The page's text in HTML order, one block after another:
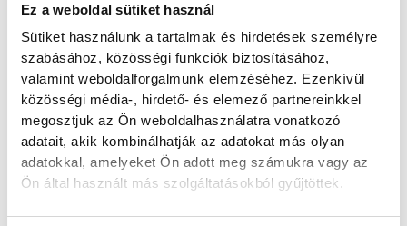
Ez a weboldal sütiket használ
Sütiket használunk a tartalmak és hirdetések személyre
szabásához, közösségi funkciók biztosításához,
valamint weboldalforgalmunk elemzéséhez. Ezenkívül
közösségi média-, hirdető- és elemező partnereinkkel
megosztjuk az Ön weboldalhasználatra vonatkozó
adatait, akik kombinálhatják az adatokat más olyan
adatokkal, amelyeket Ön adott meg számukra vagy az
Ön által használt más szolgáltatásokból gyűjtöttek.
Veszprémben átlagosan többön vesznek
részt.
Az elmondottak hitelességének
alátámasztására két pedagógus is jelen
volt a sajtóbeszélgetésen: Morzál-Bőczi
Krisztina, a Veszprémi SZC Táncsics Mihály
Technikum kozmetikus szakoktatója és